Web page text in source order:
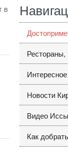
в
Новости
Видео
Как